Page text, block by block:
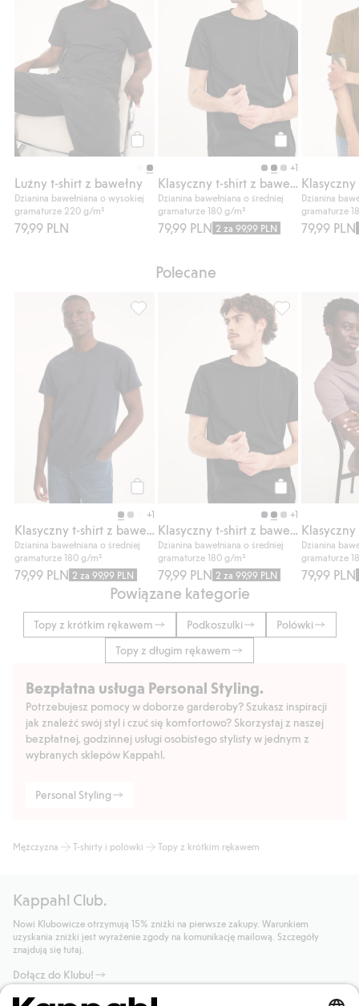
Kup
Luźny t-shirt z bawełny
Dzianina bawełniana o wysokiej
gramaturze 220 g/m²
79,99 PLN
Kup
+1
Dzianina bawełniana o średniej
gramaturze 180 g/m²
79,99 PLN 2 za 99,99 PLN
Dzianina
gramaturze
79,99 PLN
Polecane
+1
Dzianina bawełniana o średniej
gramaturze 180 g/m²
79,99 PLN 2 za 99,99 PLN
Klasyczny t-shirt z bawełny, Dodaj do
Kup
+1
Dzianina bawełniana o średniej
gramaturze 180 g/m²
79,99 PLN 2 za 99,99 PLN
Klasyczny t-
Dzianina
gramaturze
79,99 PLN
Powiązane kategorie
Topy z krótkim rękawem Podkoszulki
Polówki
Topy z długim rękawem
Bezpłatna usługa Personal Styling.
Potrzebujesz pomocy w doborze garderoby? Szukasz inspiracji
jak znaleźć swój styl i czuć się komfortowo? Skorzystaj z naszej
bezpłatnej, godzinnej usługi osobistego stylisty w jednym z
wybranych sklepów Kappahl.
Personal Styling
Mężczyzna T-shirty i polówki Topy z krótkim rękawem
Kappahl Club.
Nowi Klubowicze otrzymują 15% zniżki na pierwsze zakupy. Warunkiem
uzyskania zniżki jest wyrażenie zgody na komunikację mailową. Szczegóły
znajdują się tutaj.
Dołącz do Klubu!